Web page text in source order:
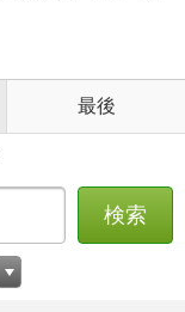
最後
検索